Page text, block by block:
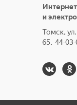
и
Томск,
65, 44-03-